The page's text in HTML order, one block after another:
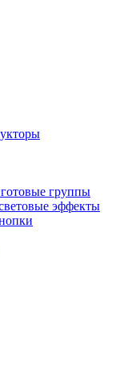
группы
эффекты